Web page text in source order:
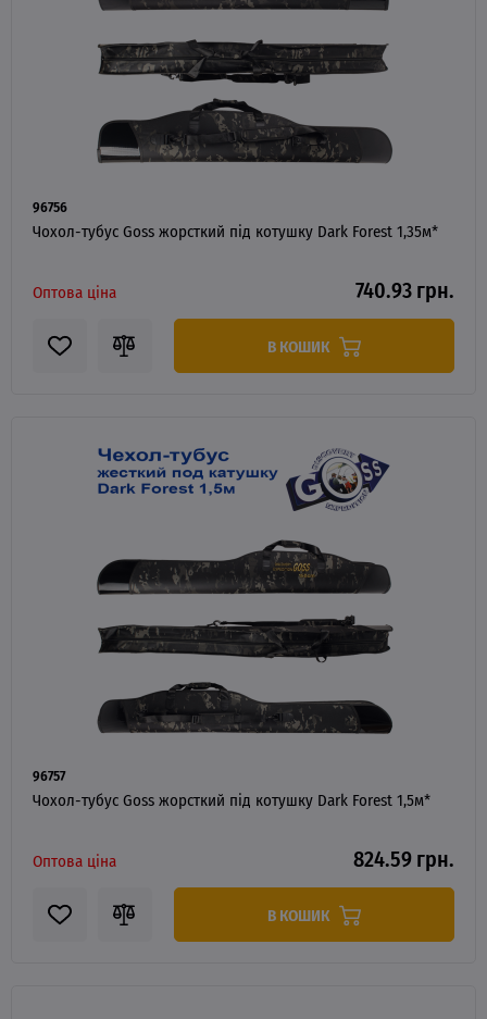
96756
Чохол-тубус Goss жорсткий під котушку Dark Forest 1,35м*
Оптова ціна 740.93 грн.
В КОШИК
96757
Чохол-тубус Goss жорсткий під котушку Dark Forest 1,5м*
Оптова ціна 824.59 грн.
В КОШИК